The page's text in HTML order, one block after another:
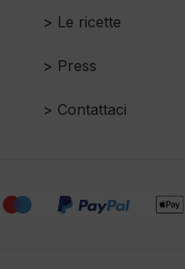
> Le ricette
> Press
> Contattaci